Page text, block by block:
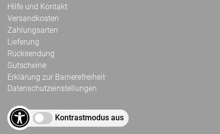
Hilfe und Kontakt
Versandkosten
Zahlungsarten
Lieferung
Rücksendung
Gutscheine
Erklärung zur Barrierefreiheit
Datenschutzeinstellungen
Kontrastmodus aus